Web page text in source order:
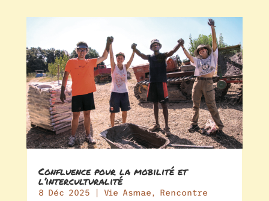
Confluence pour la mobilité et
l’interculturalité
8 Déc 2025 Vie Asmae, Rencontre